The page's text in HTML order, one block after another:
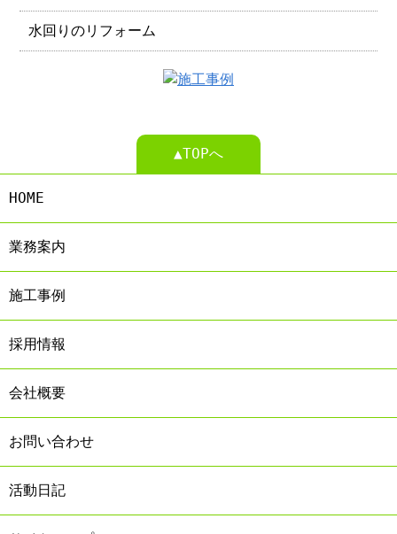
水回りのリフォーム
▲TOPへ
HOME
業務案内
施工事例
採用情報
会社概要
お問い合わせ
活動日記